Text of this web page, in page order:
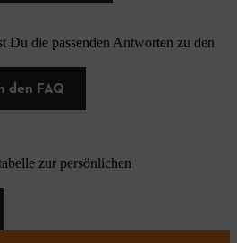
Du die passenden Antworten zu den
den FAQ
zur persönlichen